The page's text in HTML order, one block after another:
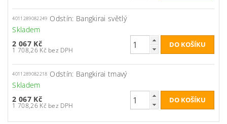
4011289082249 Odstín: Bangkirai světlý
Skladem
2 067 Kč
1 708,26 Kč bez DPH
4011289082218 Odstín: Bangkirai tmavý
Skladem
2 067 Kč
1 708,26 Kč bez DPH